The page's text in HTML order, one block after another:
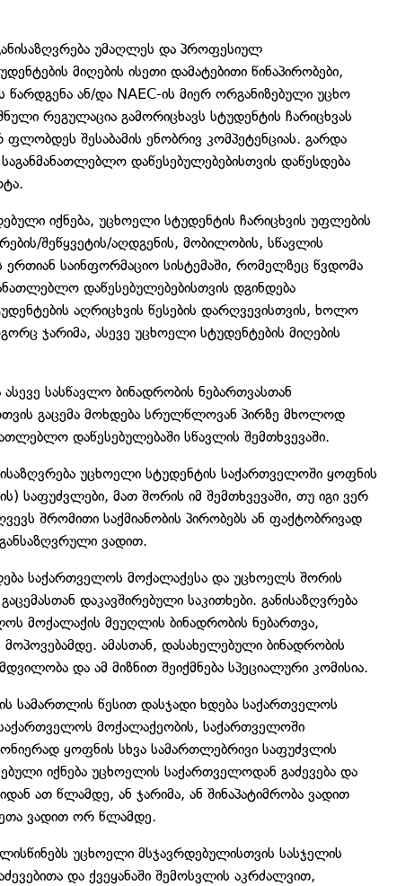
უმაღლეს და პროფესიულ
მიღების ისეთი დამატებითი წინაპირობები,
ან/და NAEC-ის მიერ ორგანიზებული უცხო
რეგულაცია გამორიცხავს სტუდენტის ჩარიცხვას
შესაბამის ენობრივ კომპეტენციას. გარდა
დაწესებულებებისთვის დაწესდება
იქნება, უცხოელი სტუდენტის ჩარიცხვის უფლების
შეწყვეტის/აღდგენის, მობილობის, სწავლის
ერთიან საინფორმაციო სისტემაში, რომელზეც წვდომა
დაწესებულებებისთვის დგინდება
აღრიცხვის წესების დარღვევისთვის, ხოლო
ჯარიმა, ასევე უცხოელი სტუდენტების მიღების
სასწავლო ბინადრობის ნებართვასთან
გაცემა მოხდება სრულწლოვან პირზე მხოლოდ
დაწესებულებაში სწავლის შემთხვევაში.
უცხოელი სტუდენტის საქართველოში ყოფნის
საფუძვლები, მათ შორის იმ შემთხვევაში, თუ იგი ვერ
შრომითი საქმიანობის პირობებს ან ფაქტობრივად
ვადით.
საქართველოს მოქალაქესა და უცხოელს შორის
დაკავშირებული საკითხები. განისაზღვრება
მოქალაქის მეუღლის ბინადრობის ნებართვა,
ამასთან, დასახელებული ბინადრობის
და ამ მიზნით შეიქმნება სპეციალური კომისია.
სამართლის წესით დასჯადი ხდება საქართველოს
მოქალაქეობის, საქართველოში
ყოფნის სხვა სამართლებრივი საფუძვლის
იქნება უცხოელის საქართველოდან გაძევება და
ათ წლამდე, ან ჯარიმა, ან შინაპატიმრობა ვადით
ვადით ორ წლამდე.
უცხოელი მსჯავრდებულისთვის სასჯელის
და ქვეყანაში შემოსვლის აკრძალვით,